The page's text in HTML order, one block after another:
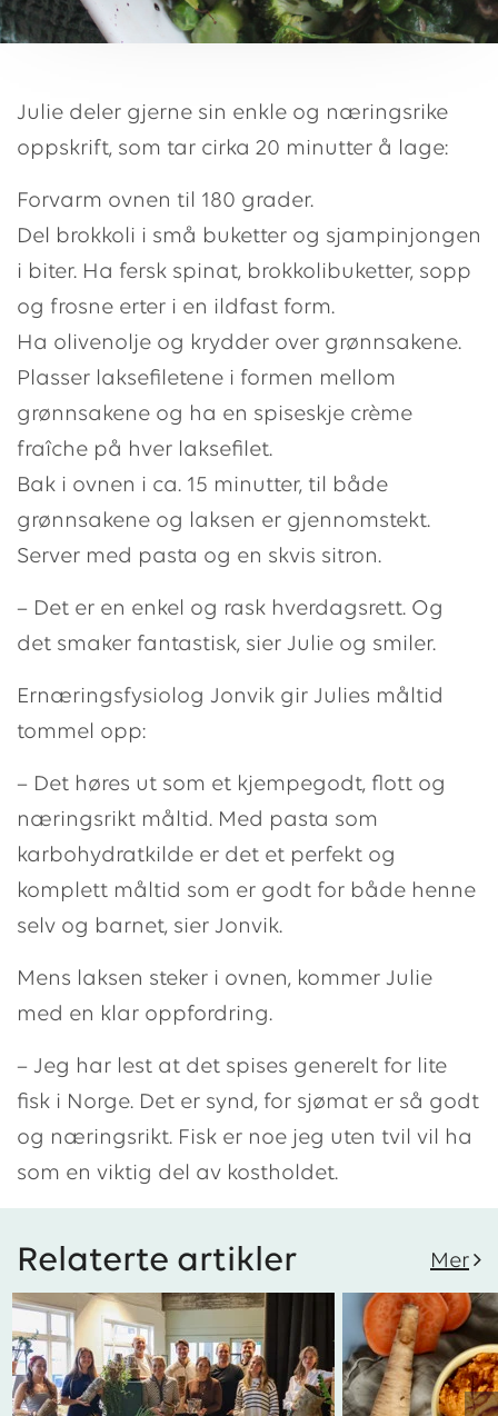
Julie deler gjerne sin enkle og næringsrike
oppskrift, som tar cirka 20 minutter å lage:
Forvarm ovnen til 180 grader.
Del brokkoli i små buketter og sjampinjongen
i biter. Ha fersk spinat, brokkolibuketter, sopp
og frosne erter i en ildfast form.
Ha olivenolje og krydder over grønnsakene.
Plasser laksefiletene i formen mellom
grønnsakene og ha en spiseskje crème
fraîche på hver laksefilet.
Bak i ovnen i ca. 15 minutter, til både
grønnsakene og laksen er gjennomstekt.
Server med pasta og en skvis sitron.
– Det er en enkel og rask hverdagsrett. Og
det smaker fantastisk, sier Julie og smiler.
Ernæringsfysiolog Jonvik gir Julies måltid
tommel opp:
– Det høres ut som et kjempegodt, flott og
næringsrikt måltid. Med pasta som
karbohydratkilde er det et perfekt og
komplett måltid som er godt for både henne
selv og barnet, sier Jonvik.
Mens laksen steker i ovnen, kommer Julie
med en klar oppfordring.
– Jeg har lest at det spises generelt for lite
fisk i Norge. Det er synd, for sjømat er så godt
og næringsrikt. Fisk er noe jeg uten tvil vil ha
som en viktig del av kostholdet.
Relaterte artikler Mer